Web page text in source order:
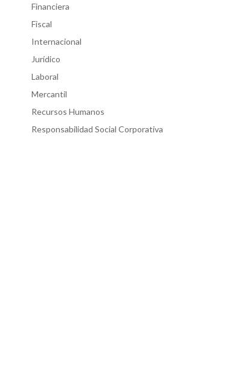
Financiera
Fiscal
Internacional
Jurídico
Laboral
Mercantil
Recursos Humanos
Responsabilidad Social Corporativa